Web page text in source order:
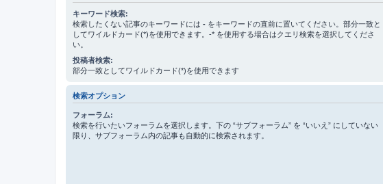
キーワード検索:
検索したくない記事のキーワードには - をキーワードの直前に置いてください。部分一致と
してワイルドカード(*)を使用できます。-* を使用する場合はクエリ検索を選択してくださ
い。
投稿者検索:
部分一致としてワイルドカード(*)を使用できます
検索オプション
フォーラム:
検索を行いたいフォーラムを選択します。下の “サブフォーラム” を “いいえ” にしていない
限り、サブフォーラム内の記事も自動的に検索されます。